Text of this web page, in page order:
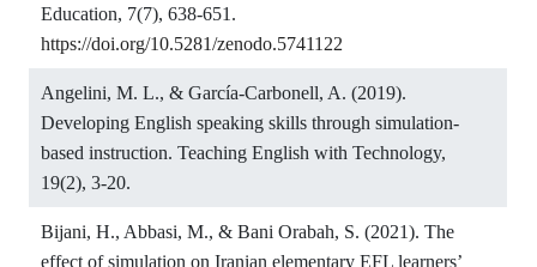
Education, 7(7), 638-651.
https://doi.org/10.5281/zenodo.5741122
Angelini, M. L., & García-Carbonell, A. (2019).
Developing English speaking skills through simulation-
based instruction. Teaching English with Technology,
19(2), 3-20.
Bijani, H., Abbasi, M., & Bani Orabah, S. (2021). The
effect of simulation on Iranian elementary EFL learners’